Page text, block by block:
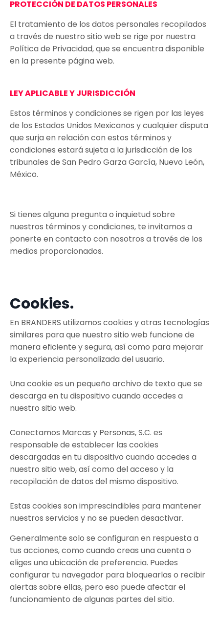
PROTECCIÓN DE DATOS PERSONALES
El tratamiento de los datos personales recopilados
a través de nuestro sitio web se rige por nuestra
Política de Privacidad, que se encuentra disponible
en la presente página web.
LEY APLICABLE Y JURISDICCIÓN
Estos términos y condiciones se rigen por las leyes
de los Estados Unidos Mexicanos y cualquier disputa
que surja en relación con estos términos y
condiciones estará sujeta a la jurisdicción de los
tribunales de San Pedro Garza García, Nuevo León,
México.
Si tienes alguna pregunta o inquietud sobre
nuestros términos y condiciones, te invitamos a
ponerte en contacto con nosotros a través de los
medios proporcionados.
Cookies.
En BRANDERS utilizamos cookies y otras tecnologías
similares para que nuestro sitio web funcione de
manera eficiente y segura, así como para mejorar
la experiencia personalizada del usuario.
Una cookie es un pequeño archivo de texto que se
descarga en tu dispositivo cuando accedes a
nuestro sitio web.
Conectamos Marcas y Personas, S.C. es
responsable de establecer las cookies
descargadas en tu dispositivo cuando accedes a
nuestro sitio web, así como del acceso y la
recopilación de datos del mismo dispositivo.
Estas cookies son imprescindibles para mantener
nuestros servicios y no se pueden desactivar.
Generalmente solo se configuran en respuesta a
tus acciones, como cuando creas una cuenta o
eliges una ubicación de preferencia. Puedes
configurar tu navegador para bloquearlas o recibir
alertas sobre ellas, pero eso puede afectar el
funcionamiento de algunas partes del sitio.